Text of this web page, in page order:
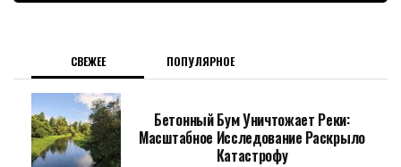
СВЕЖЕЕ ПОПУЛЯРНОЕ
Бетонный Бум Уничтожает Реки:
Масштабное Исследование Раскрыло
Катастрофу